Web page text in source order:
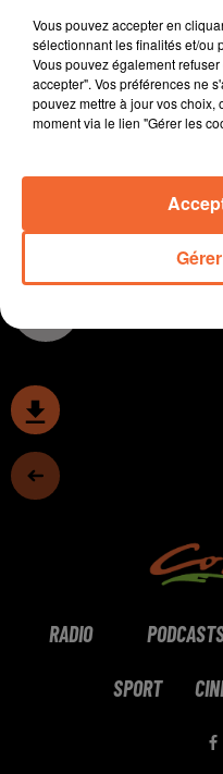
Les bénévoles des
mobilisés cette fin de
traditionnelle collecte
Elles s'appellent
Ces 2 étudiantes du
choletais se déplacent
RADIO
SPORT
Vous pouvez accepter en
sélectionnant les finalités et/ou
Vous pouvez également
accepter". Vos préférences ne
pouvez mettre à jour vos choix,
moment via le lien "Gérer les